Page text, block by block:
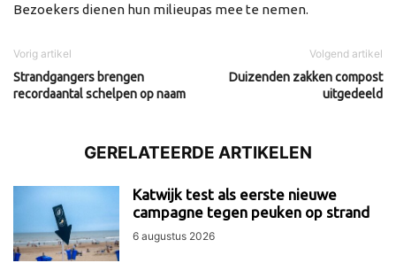
Bezoekers dienen hun milieupas mee te nemen.
Vorig artikel
Strandgangers brengen
recordaantal schelpen op naam
Volgend artikel
Duizenden zakken compost
uitgedeeld
GERELATEERDE ARTIKELEN
Katwijk test als eerste nieuwe
campagne tegen peuken op strand
6 augustus 2026